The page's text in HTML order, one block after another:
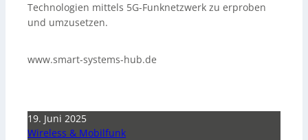
Technologien mittels 5G-Funknetzwerk zu erproben
und umzusetzen.
www.smart-systems-hub.de
19. Juni 2025
Wireless & Mobilfunk